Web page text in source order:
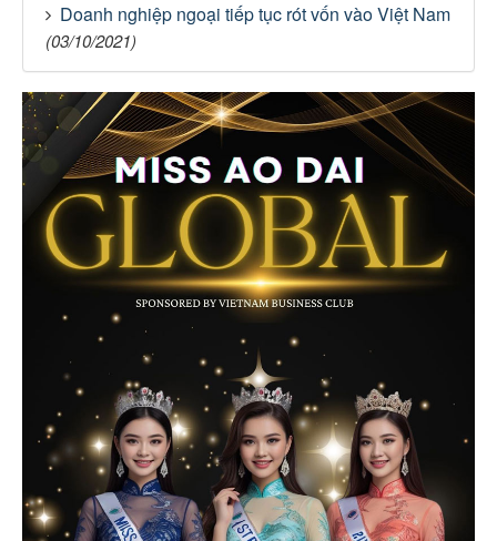
Doanh nghiệp ngoại tiếp tục rót vốn vào Việt Nam
(03/10/2021)